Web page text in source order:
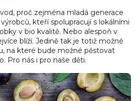
proč zejména mladá generace
kteří spolupracují s lokálními
v bio kvalitě. Nebo alespoň v
blíží. Jedině tak je totiž možné
na které bude možné pěstovat
Pro nás i pro naše děti.